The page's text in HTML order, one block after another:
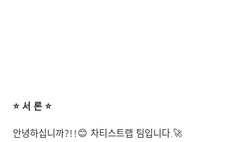
⭐ 서 론 ⭐
안녕하십니까?!!😊 차티스트랩 팀입니다.🚀